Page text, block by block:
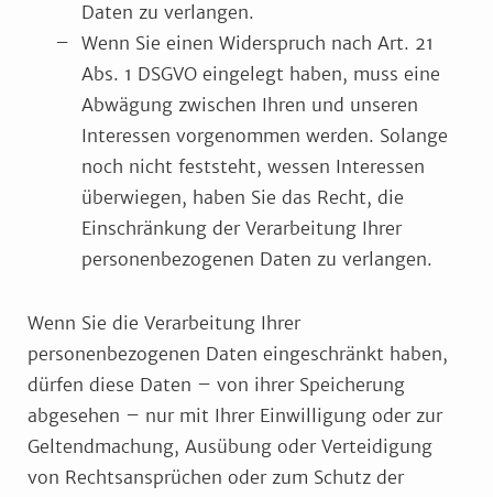
Daten zu verlangen.
Wenn Sie einen Widerspruch nach Art. 21
Abs. 1 DSGVO eingelegt haben, muss eine
Abwägung zwischen Ihren und unseren
Interessen vorgenommen werden. Solange
noch nicht feststeht, wessen Interessen
überwiegen, haben Sie das Recht, die
Einschränkung der Verarbeitung Ihrer
personenbezogenen Daten zu verlangen.
Wenn Sie die Verarbeitung Ihrer
personenbezogenen Daten eingeschränkt haben,
dürfen diese Daten – von ihrer Speicherung
abgesehen – nur mit Ihrer Einwilligung oder zur
Geltendmachung, Ausübung oder Verteidigung
von Rechtsansprüchen oder zum Schutz der